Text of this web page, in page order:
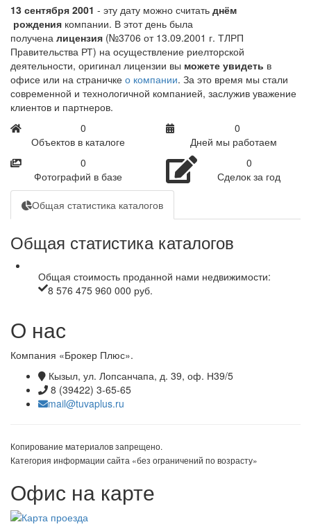
13 сентября 2001 - эту дату можно считать днём
рождения компании. В этот день была
получена лицензия (№3706 от 13.09.2001 г. ТЛРП
Правительства РТ) на осуществление риелторской
деятельности, оригинал лицензии вы можете увидеть в
офисе или на страничке о компании. За это время мы стали
современной и технологичной компанией, заслужив уважение
клиентов и партнеров.
0
Объектов в каталоге
0
Дней мы работаем
0
Фотографий в базе
0
Сделок за год
Общая статистика каталогов
Общая статистика каталогов
Общая стоимость проданной нами недвижимости:
8 576 475 960 000 руб.
О нас
Компания «Брокер Плюс».
Кызыл, ул. Лопсанчапа, д. 39, оф. Н39/5
8 (39422) 3-65-65
mail@tuvaplus.ru
Копирование материалов запрещено.
Категория информации сайта «без ограничений по возрасту»
Офис на карте